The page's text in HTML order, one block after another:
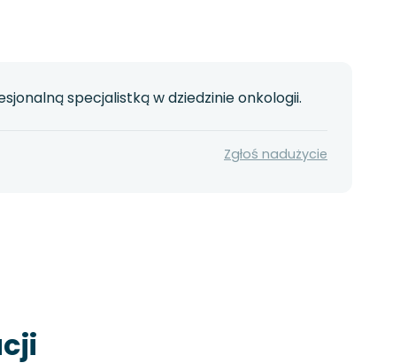
specjalistką w dziedzinie onkologii.
Zgłoś nadużycie